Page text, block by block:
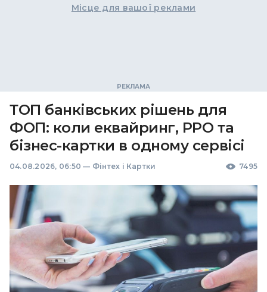
Місце для вашої реклами
ТОП банківських рішень для
ФОП: коли еквайринг, РРО та
бізнес-картки в одному сервісі
04.08.2026, 06:50 — Фінтех і Картки 7495